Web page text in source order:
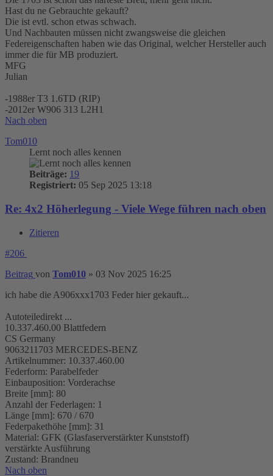
Hast du ne Gebrauchte gekauft?
Die ist evtl. schon etwas schwach.
Und Nachbauten müssen nicht zwangsweise die gleichen
Federeigenschaften haben wie das Original, welcher Hersteller auch
immer die für MB produziert.
MFG
Julian
-1988er T3 1.6TD (RIP)
-2012er W906 313 L2H1
Nach oben
Tom010
Lernt noch alles kennen
Beiträge: 19
Registriert: 05 Sep 2025 13:18
Re: 4x2 Höherlegung - Viele Wege führen nach oben
Zitieren
#206
Beitrag von Tom010 » 03 Nov 2025 16:25
ich habe die A906xxx1703 Feder hier gekauft...
Autoteiledirekt ...
10.337.460.00 Blattfedern
CS Germany
9063211703 MERCEDES-BENZ
Artikelnummer: 10.337.460.00
Federform: Parabelfeder
Einbauposition: Vorderachse
Breite [mm]: 80
Anzahl der Federlagen: 1
Länge [mm]: 670 / 670
Federpakethöhe [mm]: 31
Material: GFK (Glasfaserverstärkter Kunststoff)
verstärkte Ausführung
Zustand: Brandneu
Nach oben